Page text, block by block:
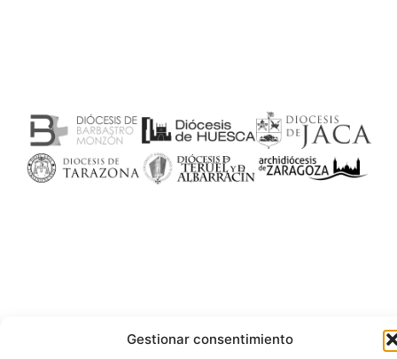
Gestionar consentimiento